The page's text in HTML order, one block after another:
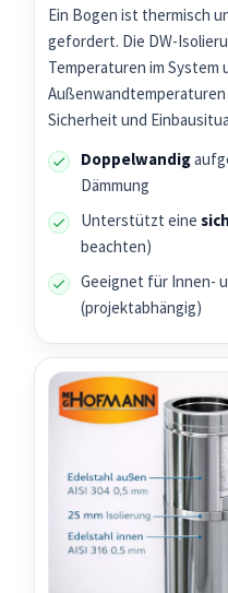
Ein Bogen ist thermisch
gefordert. Die DW-
Temperaturen im System
Sicherheit und
Doppelwandig
Dämmung
Unterstützt eine
beachten)
Geeignet für Innen-
(projektabhängig)